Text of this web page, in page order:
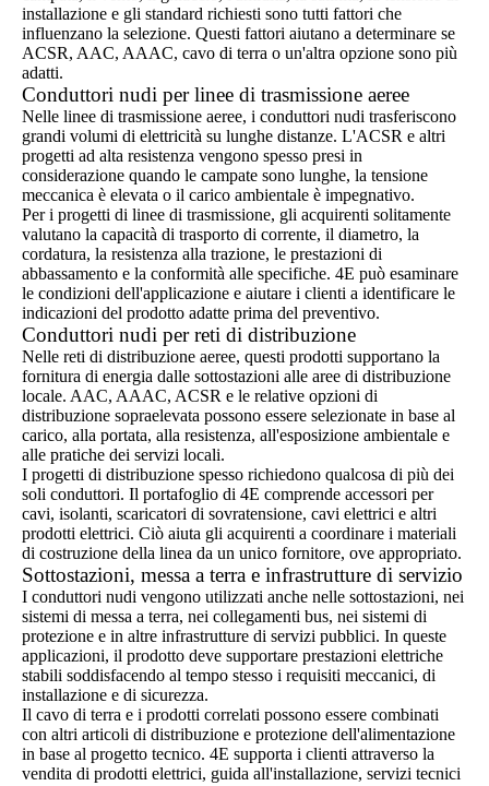
installazione e gli standard richiesti sono tutti fattori che
influenzano la selezione. Questi fattori aiutano a determinare se
ACSR, AAC, AAAC, cavo di terra o un'altra opzione sono più
adatti.
Conduttori nudi per linee di trasmissione aeree
Nelle linee di trasmissione aeree, i conduttori nudi trasferiscono
grandi volumi di elettricità su lunghe distanze. L'ACSR e altri
progetti ad alta resistenza vengono spesso presi in
considerazione quando le campate sono lunghe, la tensione
meccanica è elevata o il carico ambientale è impegnativo.
Per i progetti di linee di trasmissione, gli acquirenti solitamente
valutano la capacità di trasporto di corrente, il diametro, la
cordatura, la resistenza alla trazione, le prestazioni di
abbassamento e la conformità alle specifiche. 4E può esaminare
le condizioni dell'applicazione e aiutare i clienti a identificare le
indicazioni del prodotto adatte prima del preventivo.
Conduttori nudi per reti di distribuzione
Nelle reti di distribuzione aeree, questi prodotti supportano la
fornitura di energia dalle sottostazioni alle aree di distribuzione
locale. AAC, AAAC, ACSR e le relative opzioni di
distribuzione sopraelevata possono essere selezionate in base al
carico, alla portata, alla resistenza, all'esposizione ambientale e
alle pratiche dei servizi locali.
I progetti di distribuzione spesso richiedono qualcosa di più dei
soli conduttori. Il portafoglio di 4E comprende accessori per
cavi, isolanti, scaricatori di sovratensione, cavi elettrici e altri
prodotti elettrici. Ciò aiuta gli acquirenti a coordinare i materiali
di costruzione della linea da un unico fornitore, ove appropriato.
Sottostazioni, messa a terra e infrastrutture di servizio
I conduttori nudi vengono utilizzati anche nelle sottostazioni, nei
sistemi di messa a terra, nei collegamenti bus, nei sistemi di
protezione e in altre infrastrutture di servizi pubblici. In queste
applicazioni, il prodotto deve supportare prestazioni elettriche
stabili soddisfacendo al tempo stesso i requisiti meccanici, di
installazione e di sicurezza.
Il cavo di terra e i prodotti correlati possono essere combinati
con altri articoli di distribuzione e protezione dell'alimentazione
in base al progetto tecnico. 4E supporta i clienti attraverso la
vendita di prodotti elettrici, guida all'installazione, servizi tecnici